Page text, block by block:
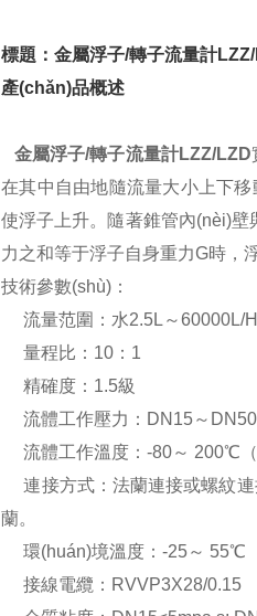
標題：金屬浮子/轉子流量計
產(chǎn)品概述
金屬浮子/轉子流量計LZZ/LZD
在其中自由地隨流量大小上下
使浮子上升。隨著錐管內(nèi)
力之和等于浮子自身重力G時，
技術參數(shù)：
流量范圍：水2.5L～60000L/
量程比：10：1
精確度：1.5級
流體工作壓力：DN15～DN50
流體工作溫度：-80～ 200℃
連接方式：法蘭連接或螺紋連
蘭。
環(huán)境溫度：-25～ 55℃
接線電纜：RVVP3X28/0.15